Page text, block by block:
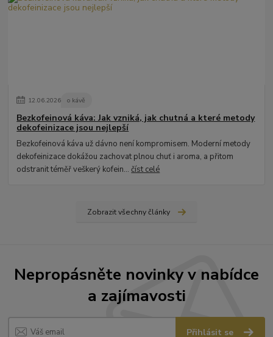
12.06.2026 o kávě
Bezkofeinová káva: Jak vzniká, jak chutná a které metody
dekofeinizace jsou nejlepší
Bezkofeinová káva už dávno není kompromisem. Moderní metody
dekofeinizace dokážou zachovat plnou chuť i aroma, a přitom
odstranit téměř veškerý kofein...číst celé
Zobrazit všechny články
Nepropásněte novinky v nabídce
a zajímavosti
Přihlásit se